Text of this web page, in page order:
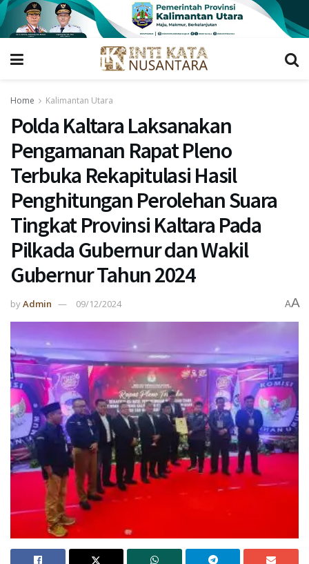
Home Kalimantan Utara
Polda Kaltara Laksanakan
Pengamanan Rapat Pleno
Terbuka Rekapitulasi Hasil
Penghitungan Perolehan Suara
Tingkat Provinsi Kaltara Pada
Pilkada Gubernur dan Wakil
Gubernur Tahun 2024
byAdmin 09/12/2024 AA